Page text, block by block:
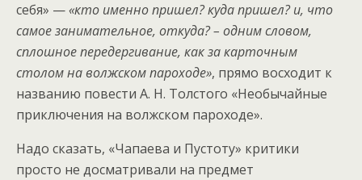
себя» —«кто именно пришел? куда пришел? и, что
самое занимательное, откуда? – одним словом,
сплошное передергивание, как за карточным
столом на волжском пароходе», прямо восходит к
названию повести А. Н. Толстого «Необычайные
приключения на волжском пароходе».
Надо сказать, «Чапаева и Пустоту» критики
просто не досматривали на предмет